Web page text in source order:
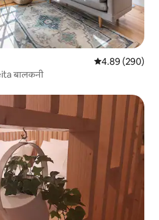
औसत रेटिंग 5 में से
4.89 (290)
बालकनी